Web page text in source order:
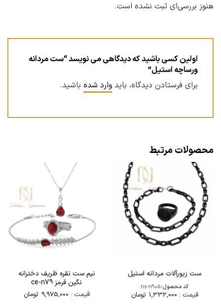
هنوز بررسی‌ای ثبت نشده است.
اولین کسی باشید که دیدگاهی می نویسد “ست مردانه
ورساچه استیل”
برای فرستادن دیدگاه، باید وارد شده باشید.
محصولات مرتبط
ست زیورآلات مردانه استیل
کد محصول:ns-n905
قیمت : 1,332,000 تومان
نیم ست نقره ظریف دخترانه
نگین قرمز ce-n79
قیمت : 9,975,000 تومان